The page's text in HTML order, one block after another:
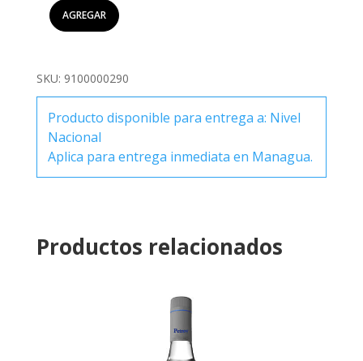
cantidad
AGREGAR
SKU: 9100000290
Producto disponible para entrega a: Nivel
Nacional
Aplica para entrega inmediata en Managua.
Productos relacionados